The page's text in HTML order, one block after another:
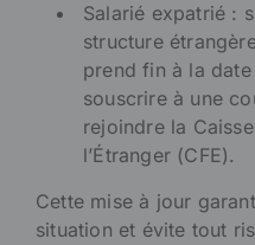
Salarié expatrié :
structure
prend fin à la
souscrire à une
rejoindre la
l’Étranger (CFE).
Cette mise à jour
situation et évite tout